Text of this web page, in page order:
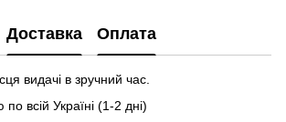
Доставка Оплата
видачі в зручний час.
всій Україні (1-2 дні)